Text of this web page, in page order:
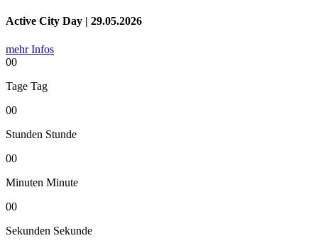
Active City Day | 29.05.2026
mehr Infos
00
Tage Tag
00
Stunden Stunde
00
Minuten Minute
00
Sekunden Sekunde